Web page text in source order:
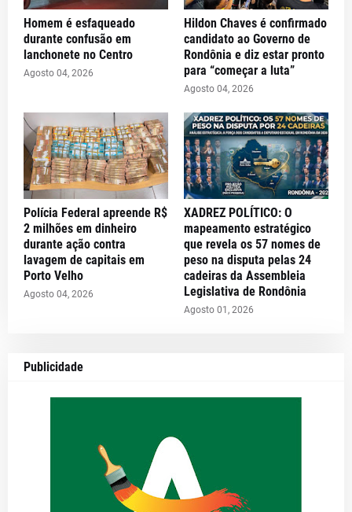
Homem é esfaqueado
durante confusão em
lanchonete no Centro
Agosto 04, 2026
Hildon Chaves é confirmado
candidato ao Governo de
Rondônia e diz estar pronto
para “começar a luta”
Agosto 04, 2026
Polícia Federal apreende R$
2 milhões em dinheiro
durante ação contra
lavagem de capitais em
Porto Velho
Agosto 04, 2026
XADREZ POLÍTICO: O
mapeamento estratégico
que revela os 57 nomes de
peso na disputa pelas 24
cadeiras da Assembleia
Legislativa de Rondônia
Agosto 01, 2026
Publicidade